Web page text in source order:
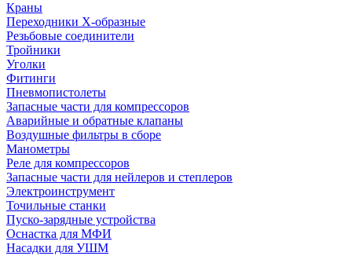
Краны
Переходники Х-образные
Резьбовые соединители
Тройники
Уголки
Фитинги
Пневмопистолеты
Запасные части для компрессоров
Аварийные и обратные клапаны
Воздушные фильтры в сборе
Манометры
Реле для компрессоров
Запасные части для нейлеров и степлеров
Электроинструмент
Точильные станки
Пуско-зарядные устройства
Оснастка для МФИ
Насадки для УШМ